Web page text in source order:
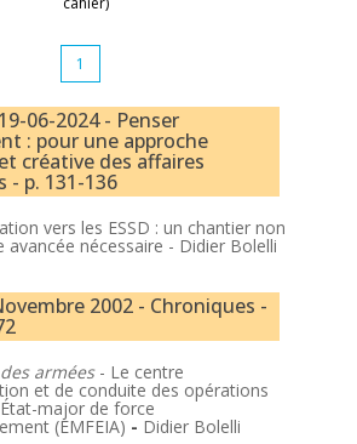
1
06-2024 - Penser
: pour une approche
créative des affaires
- p. 131-136
vers les ESSD : un chantier non
avancée nécessaire - Didier Bolelli
2002 - Chroniques -
armées- Le centre
et de conduite des opérations
major de force
(EMFEIA) - Didier Bolelli